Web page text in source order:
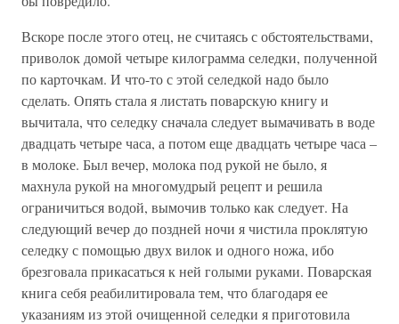
Вскоре после этого отец, не считаясь с обстоятельствами,
приволок домой четыре килограмма селедки, полученной
по карточкам. И что-то с этой селедкой надо было
сделать. Опять стала я листать поварскую книгу и
вычитала, что селедку сначала следует вымачивать в воде
двадцать четыре часа, а потом еще двадцать четыре часа –
в молоке. Был вечер, молока под рукой не было, я
махнула рукой на многомудрый рецепт и решила
ограничиться водой, вымочив только как следует. На
следующий вечер до поздней ночи я чистила проклятую
селедку с помощью двух вилок и одного ножа, ибо
брезговала прикасаться к ней голыми руками. Поварская
книга себя реабилитировала тем, что благодаря ее
указаниям из этой очищенной селедки я приготовила